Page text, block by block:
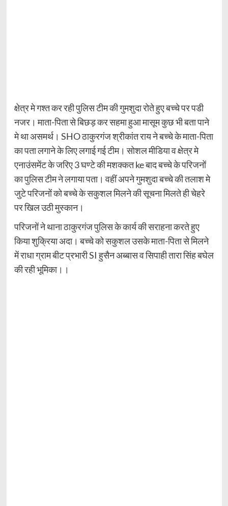
क्षेत्र मे गश्त कर रही पुलिस टीम की गुमशुदा रोते हुए बच्चे पर पडी
नजर। माता-पिता से बिछड़ कर सहमा हुआ मासूम कुछ भी बता पाने
मे था असमर्थ। SHO ठाकुरगंज श्रीकांत राय ने बच्चे के माता-पिता
का पता लगाने के लिए लगाई गई टीम। सोशल मीडिया व क्षेत्र मे
एनाउंसमेंट के जरिए 3 घण्टे की मशक्कत ke बाद बच्चे के परिजनों
का पुलिस टीम ने लगाया पता। वहीं अपने गुमशुदा बच्चे की तलाश मे
जुटे परिजनों को बच्चे के सकुशल मिलने की सूचना मिलते ही चेहरे
पर खिल उठी मुस्कान।
परिजनों ने थाना ठाकुरगंज पुलिस के कार्य की सराहना करते हुए
किया शुक्रिया अदा। बच्चे को सकुशल उसके माता-पिता से मिलने
में राधा ग्राम बीट प्रभारी SI हुसैन अब्बास व सिपाही तारा सिंह बघेल
की रही भूमिका।।